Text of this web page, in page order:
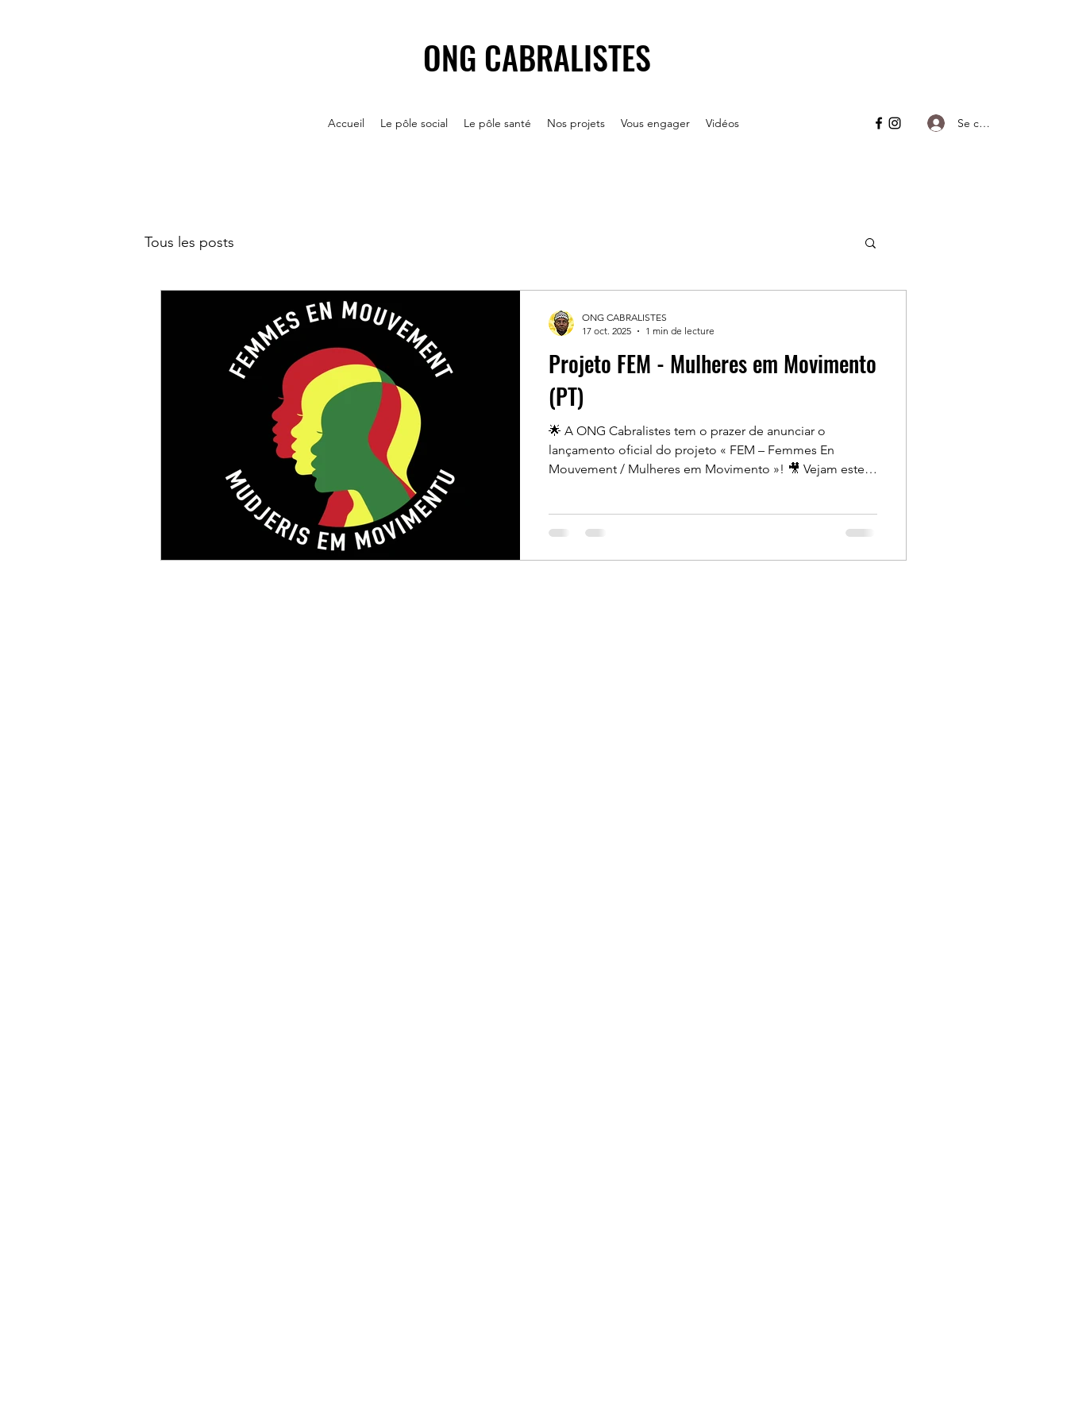
ONG CABRALISTES
Accueil Le pôle social Le pôle santé Nos projets Vous engager Vidéos Se connecter
Tous les posts
Projeto FEM - Mulheres em Movimento
(PT)
🌟 A ONG Cabralistes tem o prazer de anunciar o
lançamento oficial do projeto « FEM – Femmes En
Mouvement / Mulheres em Movimento »! 🎥 Vejam este
feminina. A sua história inspira-nos a continuar a acreditar
projeto FEM visa promover a inserção socioeconómica
ONG CABRALISTES
17 oct. 2025
1 min de lecture